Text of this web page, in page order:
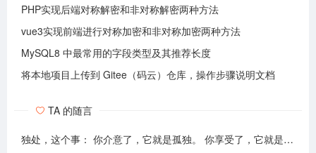
PHP实现后端对称解密和非对称解密两种方法
vue3实现前端进行对称加密和非对称加密两种方法
MySQL8 中最常用的字段类型及其推荐长度
将本地项目上传到 Gitee（码云）仓库，操作步骤说明文档
TA 的随言
独处，这个事： 你介意了，它就是孤独。 你享受了，它就是自由。